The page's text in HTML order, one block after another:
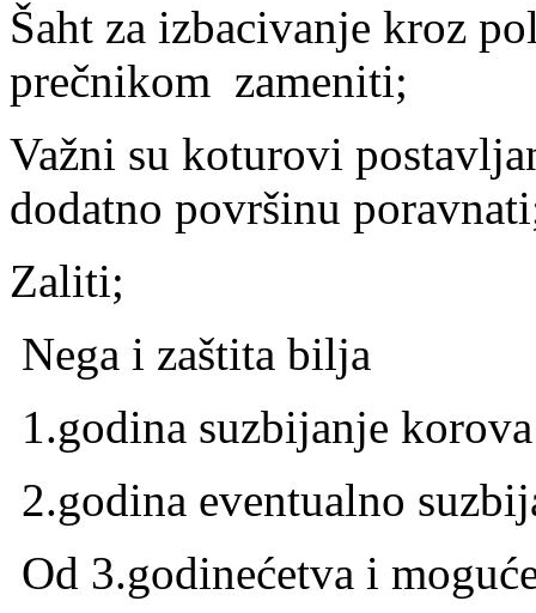
Šaht za izbacivanje kroz
prečnikom zameniti;
Važni su koturovi
dodatno površinu
Zaliti;
Nega i zaštita bilja
1.godina suzbijanje korova
2.godina eventualno
Od 3.godinećetva i